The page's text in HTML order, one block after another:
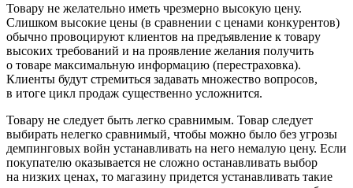
Товару не желательно иметь чрезмерно высокую цену.
Слишком высокие цены (в сравнении с ценами конкурентов)
обычно провоцируют клиентов на предъявление к товару
высоких требований и на проявление желания получить
о товаре максимальную информацию (перестраховка).
Клиенты будут стремиться задавать множество вопросов,
в итоге цикл продаж существенно усложнится.
Товару не следует быть легко сравнимым. Товар следует
выбирать нелегко сравнимый, чтобы можно было без угрозы
демпинговых войн устанавливать на него немалую цену. Если
покупателю оказывается не сложно останавливать выбор
на низких ценах, то магазину придется устанавливать такие